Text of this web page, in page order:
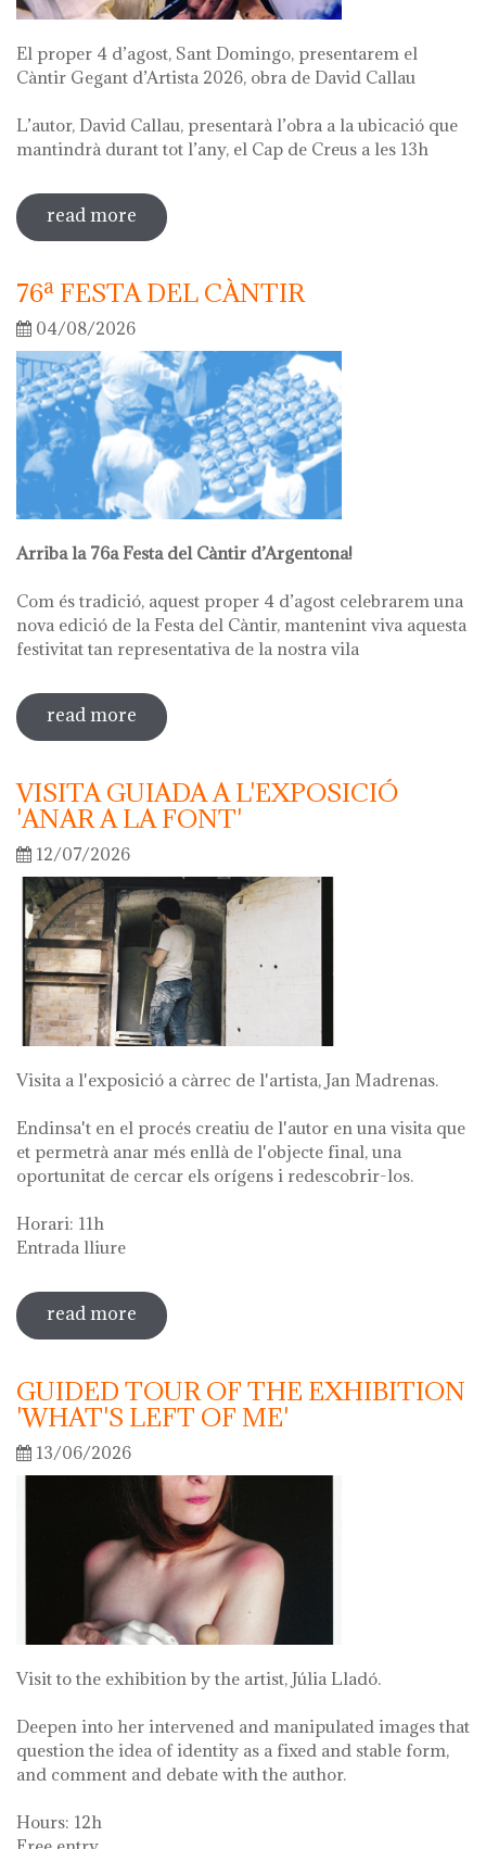
El proper 4 d’agost, Sant Domingo, presentarem el
Càntir Gegant d’Artista 2026, obra de David Callau
L’autor, David Callau, presentarà l’obra a la ubicació que
mantindrà durant tot l’any, el Cap de Creus a les 13h
read more sobre presentació càntir gegant
d'artista
76ª FESTA DEL CÀNTIR
04/08/2026
Arriba la 76a Festa del Càntir d’Argentona!
Com és tradició, aquest proper 4 d’agost celebrarem una
nova edició de la Festa del Càntir, mantenint viva aquesta
festivitat tan representativa de la nostra vila
read more sobre 76ª festa del càntir
VISITA GUIADA A L'EXPOSICIÓ
'ANAR A LA FONT'
12/07/2026
Visita a l'exposició a càrrec de l'artista, Jan Madrenas.
Endinsa't en el procés creatiu de l'autor en una visita que
et permetrà anar més enllà de l'objecte final, una
oportunitat de cercar els orígens i redescobrir-los.
Horari: 11h
Entrada lliure
read more sobre visita guiada a l'exposició 'anar a
la font'
GUIDED TOUR OF THE EXHIBITION
'WHAT'S LEFT OF ME'
13/06/2026
Visit to the exhibition by the artist, Júlia Lladó.
Deepen into her intervened and manipulated images that
question the idea of identity as a fixed and stable form,
and comment and debate with the author.
Hours: 12h